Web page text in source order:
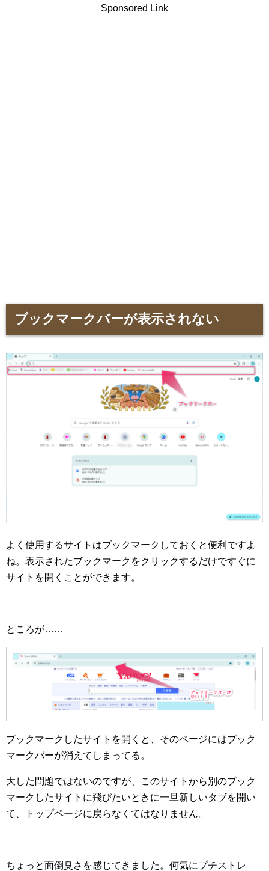
Sponsored Link
ブックマークバーが表示されない
よく使用するサイトはブックマークしておくと便利ですよ
ね。表示されたブックマークをクリックするだけですぐに
サイトを開くことができます。
ところが……
ブックマークしたサイトを開くと、そのページにはブック
マークバーが消えてしまってる。
大した問題ではないのですが、このサイトから別のブック
マークしたサイトに飛びたいときに一旦新しいタブを開い
て、トップページに戻らなくてはなりません。
ちょっと面倒臭さを感じてきました。何気にプチストレ